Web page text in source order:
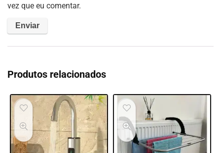
vez que eu comentar.
Produtos relacionados